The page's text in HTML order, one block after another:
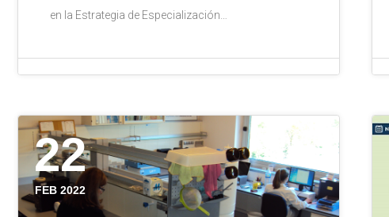
en la Estrategia de Especialización…
22
FEB 2022